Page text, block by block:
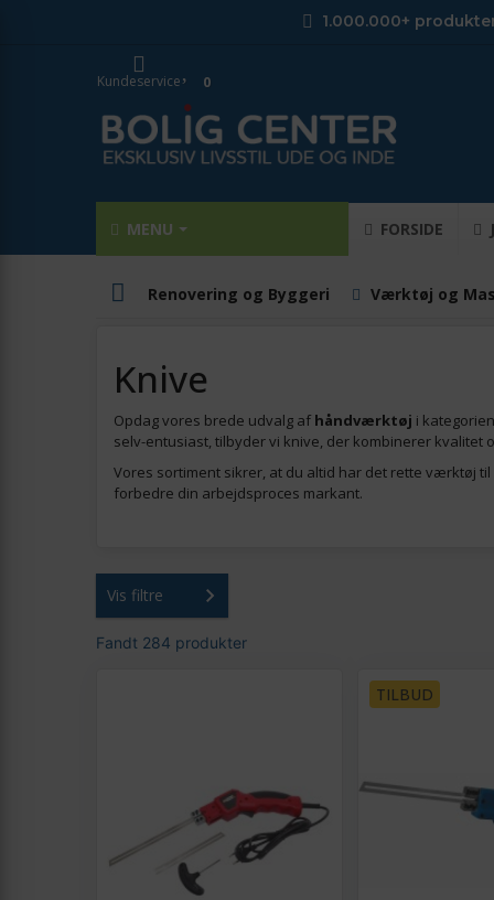
1.000.000+
Kundeservice 0
MENU FORSIDE
Renovering og Byggeri Værktøj og
Knive
Opdag vores brede udvalg af håndværktøj i
selv-entusiast, tilbyder vi knive, der kombinerer kvalitet
Vores sortiment sikrer, at du altid har det rette værktøj
forbedre din arbejdsproces markant.
Vis filtre
Fandt 284 produkter
TILBUD